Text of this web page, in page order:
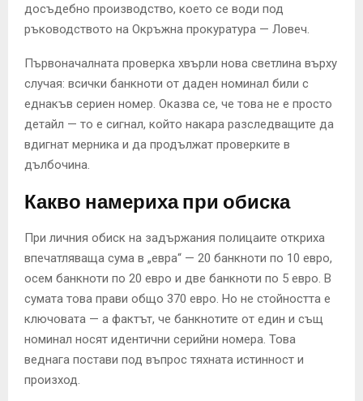
досъдебно производство, което се води под
ръководството на Окръжна прокуратура — Ловеч.
Първоначалната проверка хвърли нова светлина върху
случая: всички банкноти от даден номинал били с
еднакъв сериен номер. Оказва се, че това не е просто
детайл — то е сигнал, който накара разследващите да
вдигнат мерника и да продължат проверките в
дълбочина.
Какво намериха при обиска
При личния обиск на задържания полицаите откриха
впечатляваща сума в „евра“ — 20 банкноти по 10 евро,
осем банкноти по 20 евро и две банкноти по 5 евро. В
сумата това прави общо 370 евро. Но не стойността е
ключовата — а фактът, че банкнотите от един и същ
номинал носят идентични серийни номера. Това
веднага постави под въпрос тяхната истинност и
произход.